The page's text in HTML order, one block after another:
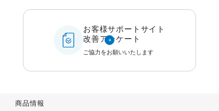
お客様サポートサイト
改善アンケート
ご協力をお願いいたします
商品情報